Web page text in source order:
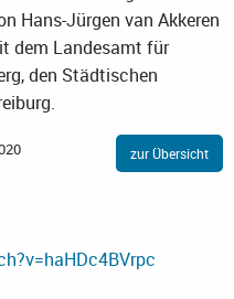
Hans-Jürgen van Akkeren
dem Landesamt für
den Städtischen
zur Übersicht